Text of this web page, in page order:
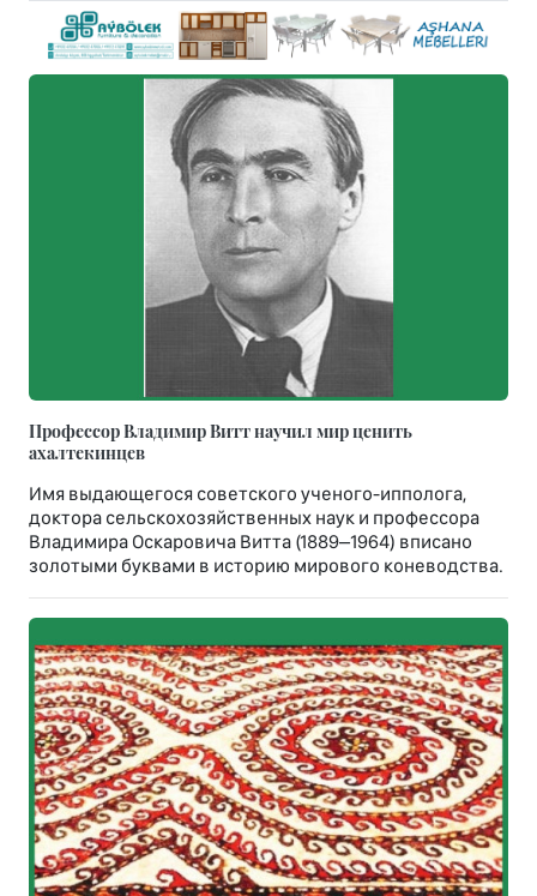
Профессор Владимир Витт научил мир ценить
ахалтекинцев
Имя выдающегося советского ученого-ипполога,
доктора сельскохозяйственных наук и профессора
Владимира Оскаровича Витта (1889–1964) вписано
золотыми буквами в историю мирового коневодства.